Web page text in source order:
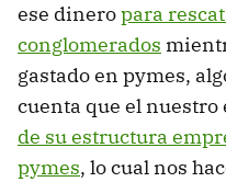
ese dineropara
conglomerados
gastado en pymes,
cuenta que el nuestro
de su estructura
pymes, lo cual nos